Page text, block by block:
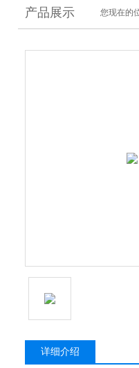
产品展示 您现在的
详细介绍